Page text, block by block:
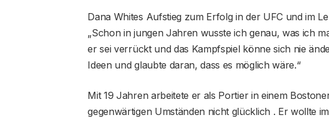
Dana Whites Aufstieg zum Erfolg in der UFC und im
„Schon in jungen Jahren wusste ich genau, was ich
er sei verrückt und das Kampfspiel könne sich nie
Ideen und glaubte daran, dass es möglich wäre.“
Mit 19 Jahren arbeitete er als Portier in einem
gegenwärtigen Umständen nicht glücklich . Er wollte